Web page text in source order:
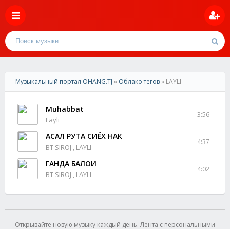
Музыкальный портал OHANG.TJ » Облако тегов» LAYLI
Muhabbat
Layli
3:56
АСАЛ РУТА СИЁХ НАК
BT SIROJ , LAYLI
4:37
ГАНДА БАЛОИ
BT SIROJ , LAYLI
4:02
Открывайте новую музыку каждый день. Лента с персональными